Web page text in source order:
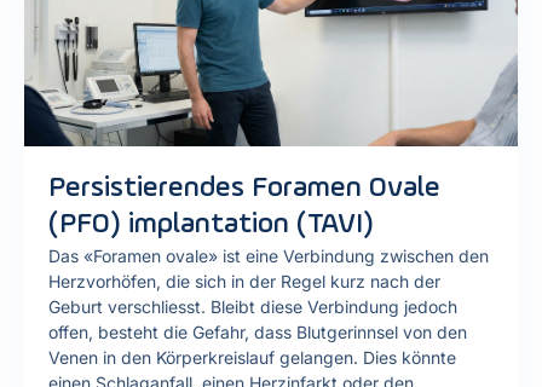
Persistierendes Foramen Ovale
(PFO) implantation (TAVI)
Das «Foramen ovale» ist eine Verbindung zwischen den
Herzvorhöfen, die sich in der Regel kurz nach der
Geburt verschliesst. Bleibt diese Verbindung jedoch
offen, besteht die Gefahr, dass Blutgerinnsel von den
Venen in den Körperkreislauf gelangen. Dies könnte
einen Schlaganfall, einen Herzinfarkt oder den